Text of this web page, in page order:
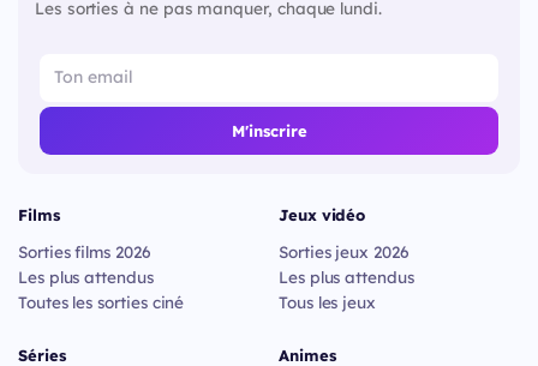
Les sorties à ne pas manquer, chaque lundi.
M'inscrire
Films
Sorties films 2026
Les plus attendus
Toutes les sorties ciné
Séries
Jeux vidéo
Sorties jeux 2026
Les plus attendus
Tous les jeux
Animes